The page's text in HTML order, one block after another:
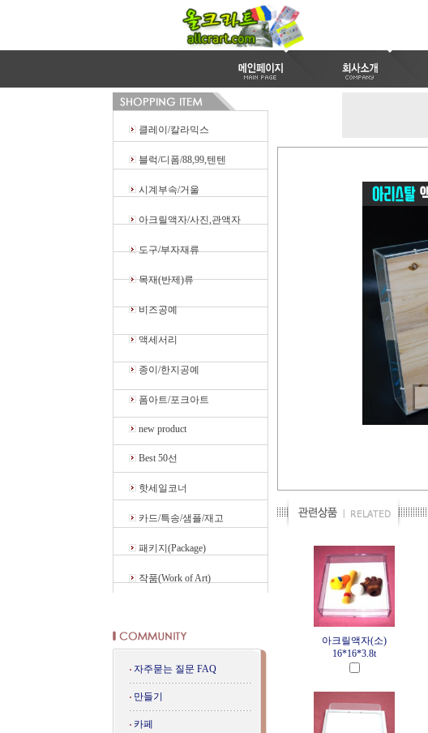
클레이/칼라믹스
블럭/디폼/88,99,텐텐
시계부속/거울
아크릴액자/사진,관액자
도구/부자재류
목재(반제)류
비즈공예
액세서리
종이/한지공예
폼아트/포크아트
new product
Best 50선
핫세일코너
카드/특송/샘플/재고
패키지(Package)
작품(Work of Art)
자주묻는 질문 FAQ
만들기
카페
아크릴액자(소)
16*16*3.8t